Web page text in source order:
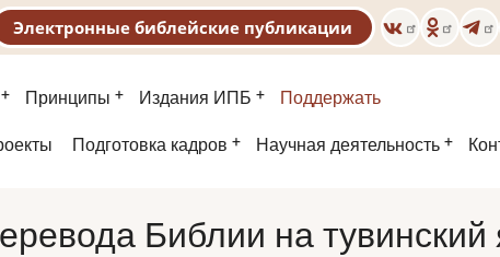
Электронные библейские публикации
Принципы Издания ИПБ Поддержать
Подготовка кадров Научная деятельность
Библии на тувинский